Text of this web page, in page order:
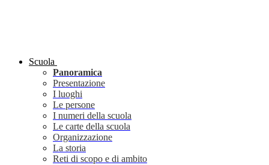
Scuola
Panoramica
Presentazione
I luoghi
Le persone
I numeri della scuola
Le carte della scuola
Organizzazione
La storia
Reti di scopo e di ambito